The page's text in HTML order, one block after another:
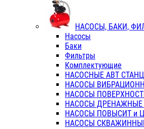
НАСОСЫ, БАКИ,
Насосы
Баки
Фильтры
Комплектующие
НАСОСНЫЕ АВТ
НАСОСЫ
НАСОСЫ
НАСОСЫ
НАСОСЫ ПОВЫСИТ и
НАСОСЫ